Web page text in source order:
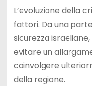
L’evoluzione della
fattori. Da una
sicurezza
evitare un
coinvolgere
della regione.